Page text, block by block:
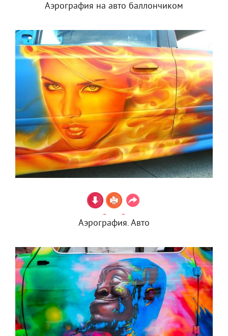
Аэрография на авто баллончиком
Аэрография. Авто